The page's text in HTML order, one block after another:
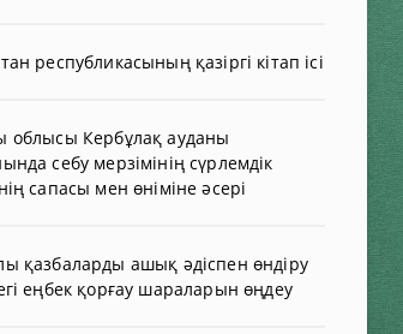
республикасының қазіргі кітап ісі
облысы Кербұлақ ауданы
себу мерзімінің сүрлемдік
сапасы мен өніміне әсері
қазбаларды ашық әдіспен өндіру
еңбек қорғау шараларын өңдеу